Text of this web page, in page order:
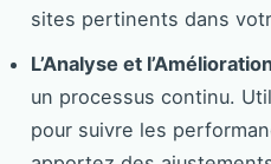
sites pertinents dans
L’Analyse et
un processus continu.
pour suivre les